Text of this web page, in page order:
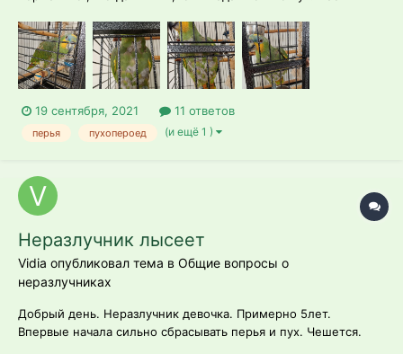
после чего приобретет красивое и постоянное оперение.Вот
прошло четыре года и вдруг он сильно начал линять. Сперва
был пух ,потом перья с...
19 сентября, 2021 11 ответов
перья пухопероед (и ещё 1 )
Неразлучник лысеет
Vidia опубликовал тема в Общие вопросы о
неразлучниках
Добрый день. Неразлучник девочка. Примерно 5лет.
Впервые начала сильно сбрасывать перья и пух. Чешется.